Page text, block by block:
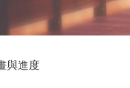
與進度